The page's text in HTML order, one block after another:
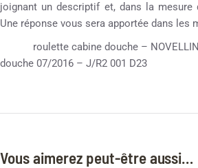
joignant un descriptif et, dans la mesure
Une réponse vous sera apportée dans les
roulette cabine douche –
douche 07/2016 – J/R2 001 D23
Vous aimerez peut-être aussi…